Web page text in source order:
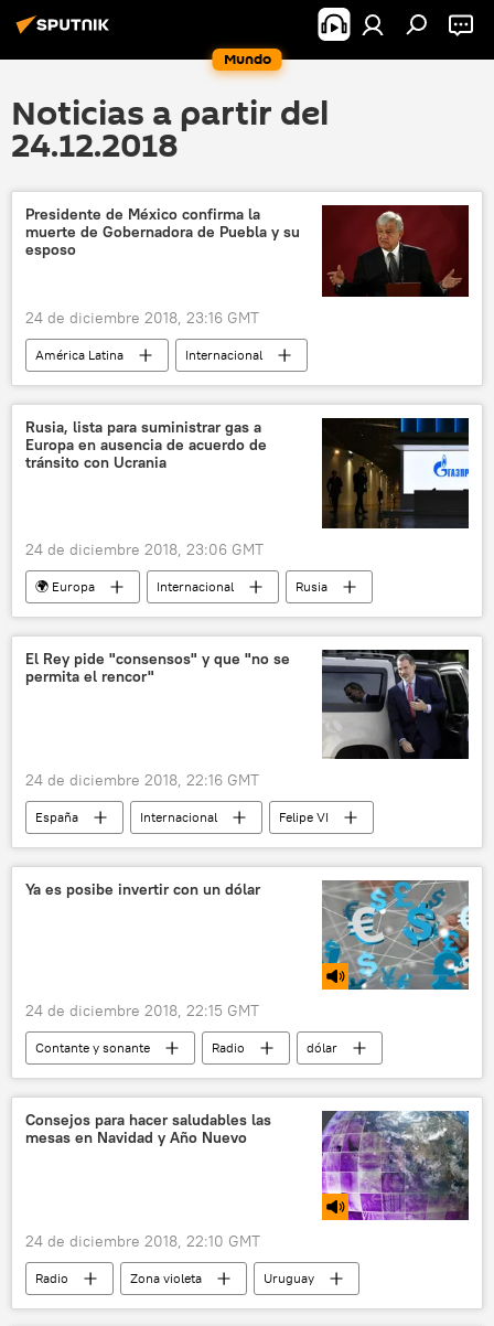
Mundo
Noticias a partir del
24.12.2018
Presidente de México confirma la
muerte de Gobernadora de Puebla y su
esposo
24 de diciembre 2018, 23:16 GMT
América Latina
Internacional
México
Andrés Manuel López Obrador
accidente
helicópteros noticias
Rusia, lista para suministrar gas a
Europa en ausencia de acuerdo de
tránsito con Ucrania
24 de diciembre 2018, 23:06 GMT
🌍 Europa Internacional
Rusia
Ucrania
Gazprom
gas
tránsito
El Rey pide "consensos" y que "no se
permita el rencor"
24 de diciembre 2018, 22:16 GMT
España Internacional
Felipe VI
discurso
Navidad noticias
Ya es posibe invertir con un dólar
24 de diciembre 2018, 22:15 GMT
Contante y sonante Radio
dólar
plataforma online
América Latina
🌍 Europa
📈 Mercados y finanzas
Consejos para hacer saludables las
mesas en Navidad y Año Nuevo
24 de diciembre 2018, 22:10 GMT
Radio Zona violeta
Uruguay
Chile
Argentina
Paraguay